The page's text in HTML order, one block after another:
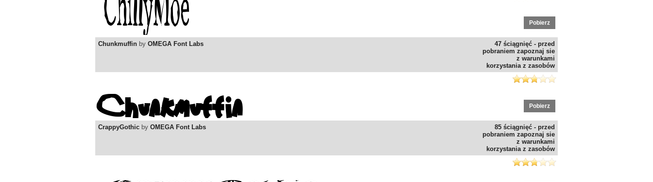
Pobierz
47 ściągnięć - przed
pobraniem zapoznaj sie
z warunkami
korzystania z zasobów
Chunkmuffin by OMEGA Font Labs
Pobierz
85 ściągnięć - przed
pobraniem zapoznaj sie
z warunkami
korzystania z zasobów
CrappyGothic by OMEGA Font Labs